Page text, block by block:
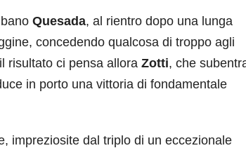
Quesada, al rientro dopo una lunga
concedendo qualcosa di troppo agli
risultato ci pensa allora Zotti, che
in porto una vittoria di fondamentale
impreziosite dal triplo di un eccezionale